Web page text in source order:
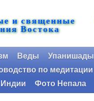
и священные
Востока
Веды
Упанишады
по медитации
Фото Непала